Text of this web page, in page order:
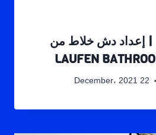
| إعداد دش خلاط من
LAUFEN
22 December، 2021